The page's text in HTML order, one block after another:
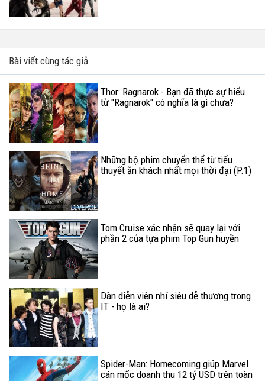
Bài viết cùng tác giả
Thor: Ragnarok - Bạn đã thực sự hiểu
từ "Ragnarok" có nghĩa là gì chưa?
Những bộ phim chuyển thể từ tiểu
thuyết ăn khách nhất mọi thời đại (P.1)
Tom Cruise xác nhận sẽ quay lại với
phần 2 của tựa phim Top Gun huyền
Dàn diễn viên nhí siêu dễ thương trong
IT - họ là ai?
Spider-Man: Homecoming giúp Marvel
cán mốc doanh thu 12 tỷ USD trên toàn